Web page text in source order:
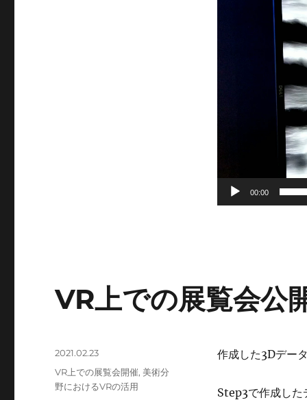
00:00
VR上での展覧会公
作成した3Dデー
Step3で作成した
投
日:
2021.02.23
カ
テ
VR上での展覧会開催, 美術分
野におけるVRの活用